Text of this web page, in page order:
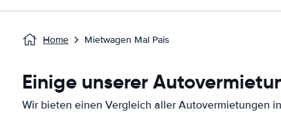
Home Mietwagen Mal Pais
Einige unserer
Wir bieten einen Vergleich aller Autovermietungen